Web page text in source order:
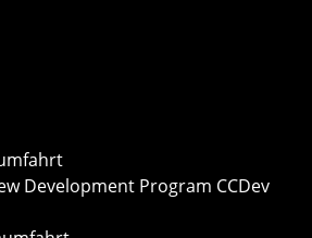
Development Program CCDev